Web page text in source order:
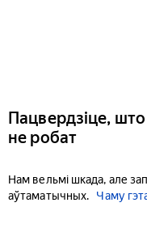
Пацвердзіце,
не робат
Нам вельмі шкада, але
аўтаматычных.
Чаму